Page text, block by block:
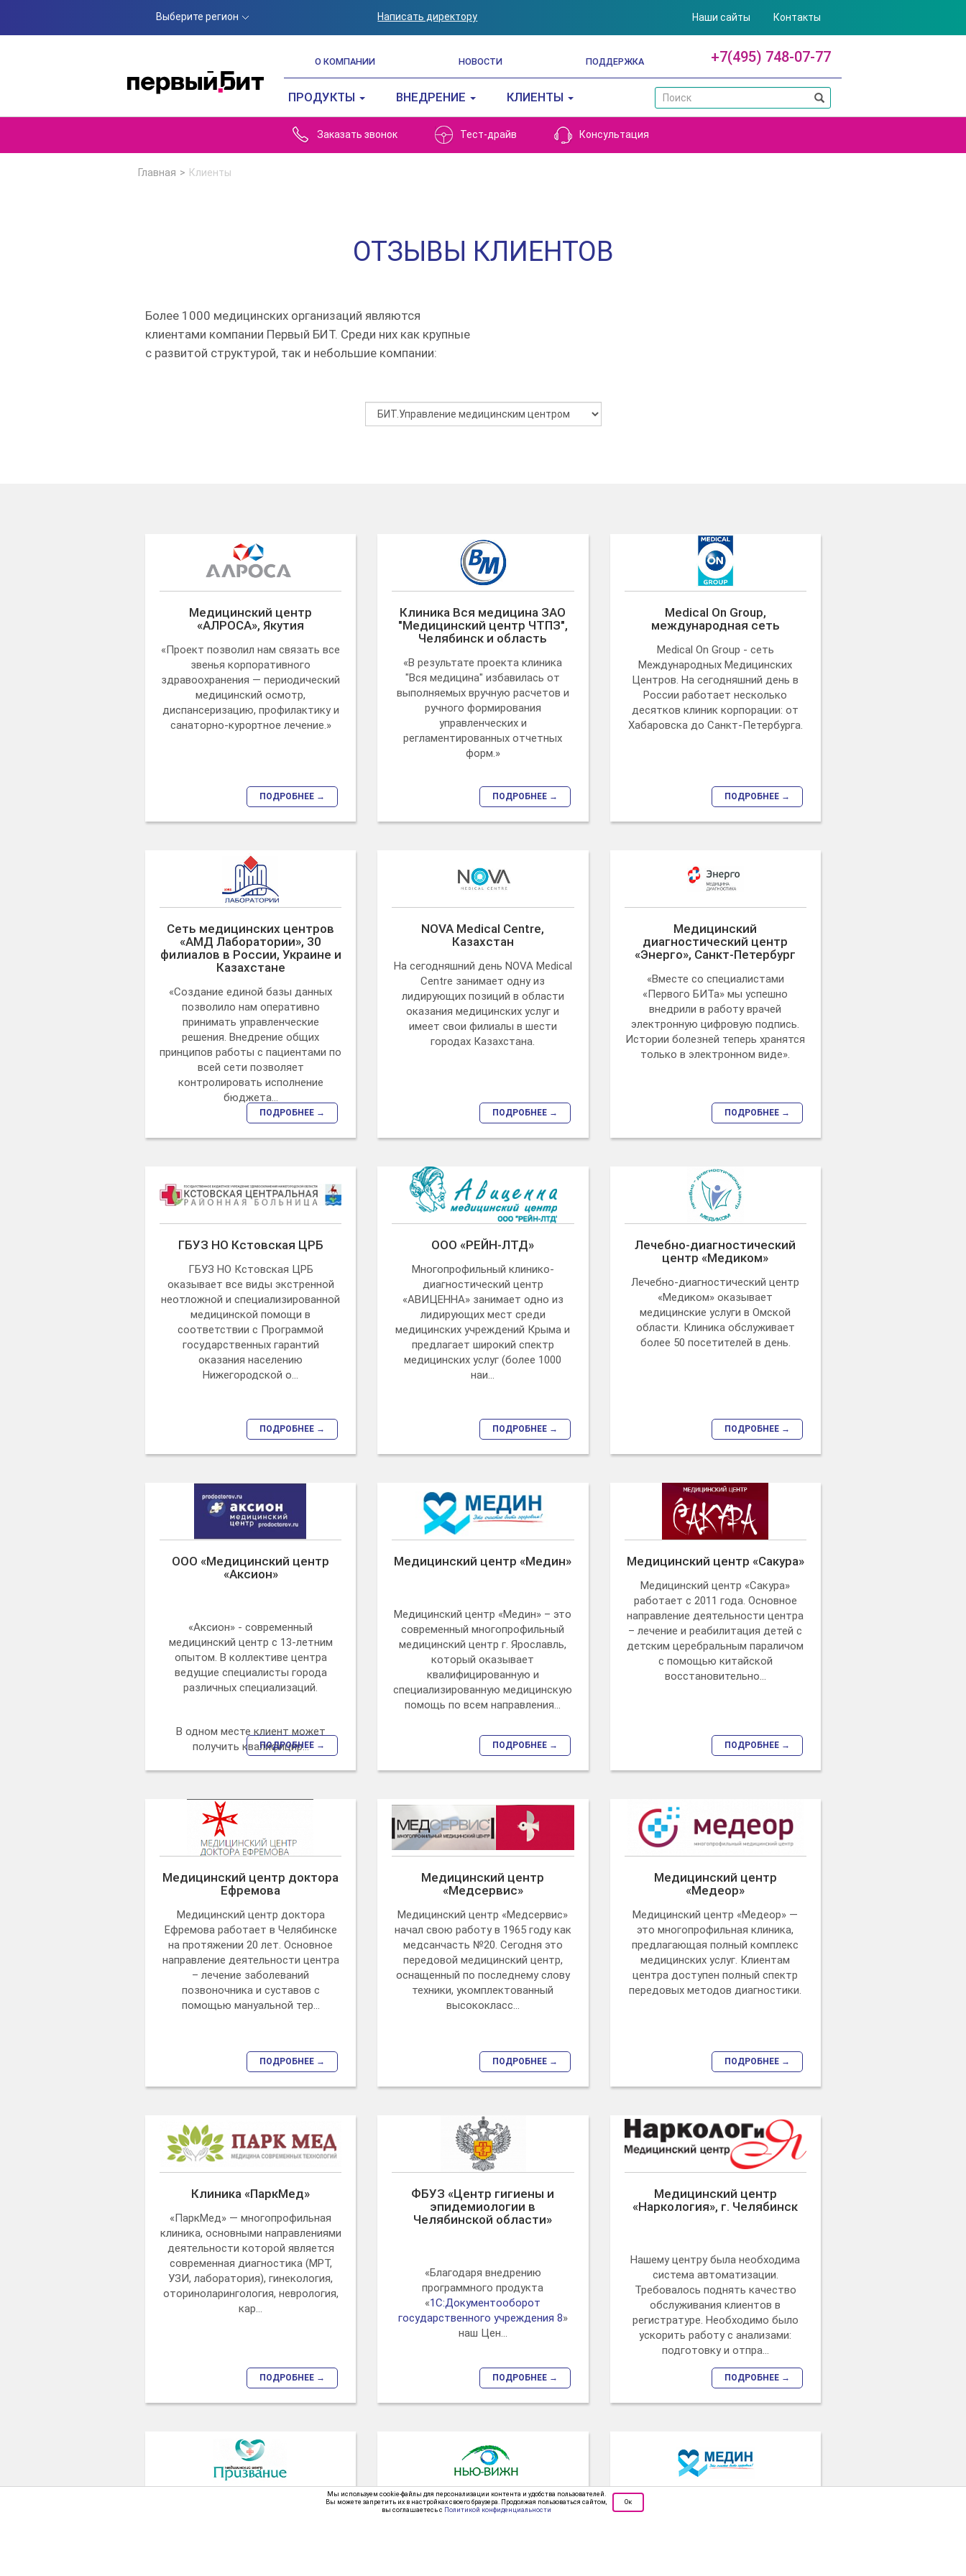
Выберите регион Написать директору Наши сайты Контакты
О КОМПАНИИ НОВОСТИ ПОДДЕРЖКА +7(495) 748-07-77
ПРОДУКТЫ ВНЕДРЕНИЕ КЛИЕНТЫ
Заказать звонок Тест-драйв Консультация
Главная Клиенты
ОТЗЫВЫ КЛИЕНТОВ
Более 1000 медицинских организаций являются
клиентами компании Первый БИТ. Среди них как крупные
с развитой структурой, так и небольшие компании:
Медицинский центр
«АЛРОСА», Якутия
«Проект позволил нам связать все
звенья корпоративного
здравоохранения — периодический
медицинский осмотр,
диспансеризацию, профилактику и
санаторно-курортное лечение.»
ПОДРОБНЕЕ →
Клиника Вся медицина ЗАО
"Медицинский центр ЧТПЗ",
Челябинск и область
«В результате проекта клиника
"Вся медицина" избавилась от
выполняемых вручную расчетов и
ручного формирования
управленческих и
регламентированных отчетных
форм.»
ПОДРОБНЕЕ →
Medical On Group,
международная сеть
Medical On Group - сеть
Международных Медицинских
Центров. На сегодняшний день в
России работает несколько
десятков клиник корпорации: от
Хабаровска до Санкт-Петербурга.
ПОДРОБНЕЕ →
Сеть медицинских центров
«АМД Лаборатории», 30
филиалов в России, Украине и
Казахстане
«Создание единой базы данных
позволило нам оперативно
принимать управленческие
решения. Внедрение общих
принципов работы с пациентами по
всей сети позволяет
контролировать исполнение
бюджета...
ПОДРОБНЕЕ →
NOVA Medical Centre,
Казахстан
На сегодняшний день NOVA Medical
Centre занимает одну из
лидирующих позиций в области
оказания медицинских услуг и
имеет свои филиалы в шести
городах Казахстана.
ПОДРОБНЕЕ →
Медицинский
диагностический центр
«Энерго», Санкт-Петербург
«Вместе со специалистами
«Первого БИТа» мы успешно
внедрили в работу врачей
электронную цифровую подпись.
Истории болезней теперь хранятся
только в электронном виде».
ПОДРОБНЕЕ →
ГБУЗ НО Кстовская ЦРБ
ГБУЗ НО Кстовская ЦРБ
оказывает все виды экстренной
неотложной и специализированной
медицинской помощи в
соответствии с Программой
государственных гарантий
оказания населению
Нижегородской о...
ПОДРОБНЕЕ →
ООО «РЕЙН-ЛТД»
Многопрофильный клинико-
диагностический центр
«АВИЦЕННА» занимает одно из
лидирующих мест среди
медицинских учреждений Крыма и
предлагает широкий спектр
медицинских услуг (более 1000
наи...
ПОДРОБНЕЕ →
Лечебно-диагностический
центр «Медиком»
Лечебно-диагностический центр
«Медиком» оказывает
медицинские услуги в Омской
области. Клиника обслуживает
более 50 посетителей в день.
ПОДРОБНЕЕ →
ООО «Медицинский центр
«Аксион»
«Аксион» - современный
медицинский центр с 13-летним
опытом. В коллективе центра
ведущие специалисты города
различных специализаций.
В одном месте клиент может
получить квалифицир...
ПОДРОБНЕЕ →
Медицинский центр «Медин»
Медицинский центр «Медин» – это
современный многопрофильный
медицинский центр г. Ярославль,
который оказывает
квалифицированную и
специализированную медицинскую
помощь по всем направления...
ПОДРОБНЕЕ →
Медицинский центр «Сакура»
Медицинский центр «Сакура»
работает с 2011 года. Основное
направление деятельности центра
– лечение и реабилитация детей с
детским церебральным параличом
с помощью китайской
восстановительно...
ПОДРОБНЕЕ →
Медицинский центр доктора
Ефремова
Медицинский центр доктора
Ефремова работает в Челябинске
на протяжении 20 лет. Основное
направление деятельности центра
– лечение заболеваний
позвоночника и суставов с
помощью мануальной тер...
ПОДРОБНЕЕ →
Медицинский центр
«Медсервис»
Медицинский центр «Медсервис»
начал свою работу в 1965 году как
медсанчасть №20. Сегодня это
передовой медицинский центр,
оснащенный по последнему слову
техники, укомплектованный
высококласс...
ПОДРОБНЕЕ →
Медицинский центр
«Медеор»
Медицинский центр «Медеор» —
это многопрофильная клиника,
предлагающая полный комплекс
медицинских услуг. Клиентам
центра доступен полный спектр
передовых методов диагностики.
ПОДРОБНЕЕ →
Клиника «ПаркМед»
«ПаркМед» — многопрофильная
клиника, основными направлениями
деятельности которой является
современная диагностика (МРТ,
УЗИ, лаборатория), гинекология,
оториноларингология, неврология,
кар...
ПОДРОБНЕЕ →
ФБУЗ «Центр гигиены и
эпидемиологии в
Челябинской области»
«Благодаря внедрению
программного продукта
«1С:Документооборот
государственного учреждения 8»
наш Цен...
ПОДРОБНЕЕ →
Медицинский центр
«Наркология», г. Челябинск
Нашему центру была необходима
система автоматизации.
Требовалось поднять качество
обслуживания клиентов в
регистратуре. Необходимо было
ускорить работу с анализами:
подготовку и отпра...
ПОДРОБНЕЕ →
Медицинский центр "Нью
Медицинский центр "Медин",
Мы используем cookie-файлы для персонализации контента и удобства пользователей.
Вы можете запретить их в настройках своего браузера. Продолжая пользоваться сайтом,
вы соглашаетесь с Политикой конфиденциальности
Ок